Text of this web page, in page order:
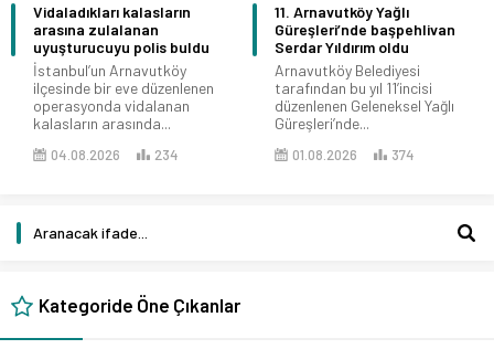
Vidaladıkları kalasların
arasına zulalanan
uyuşturucuyu polis buldu
İstanbul’un Arnavutköy
ilçesinde bir eve düzenlenen
operasyonda vidalanan
kalasların arasında...
04.08.2026 234
11. Arnavutköy Yağlı
Güreşleri’nde başpehlivan
Serdar Yıldırım oldu
Arnavutköy Belediyesi
tarafından bu yıl 11’incisi
düzenlenen Geleneksel Yağlı
Güreşleri’nde...
01.08.2026 374
Kategoride Öne Çıkanlar